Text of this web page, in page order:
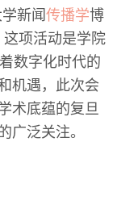
新闻 传播学博
这项活动是学院
数字化时代的
机遇，此次会
术底蕴的复旦
广泛关注。